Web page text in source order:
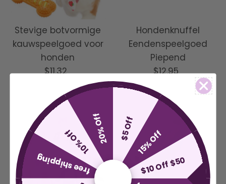
Stevige botvormige
kauwspeelgoed voor
honden
Normale
$11.32
Hondenknuffel
Eendenspeelgoed
Piepend
Normale
$12.95
$5 Off15% Off
$10 Off $50
free shipping
10% Off20% Off